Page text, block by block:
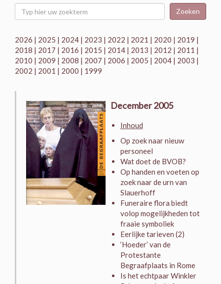
Zoeken
2026 | 2025 | 2024 | 2023 | 2022 | 2021 | 2020 | 2019 |
2018 | 2017 | 2016 | 2015 | 2014 | 2013 | 2012 | 2011 |
2010 | 2009 | 2008 | 2007 | 2006 | 2005 | 2004 | 2003 |
2002 | 2001 | 2000 | 1999
December 2005
Inhoud
Op zoek naar nieuw
personeel
Wat doet de BVOB?
Op handen en voeten op
zoek naar de urn van
Slauerhoff
Funeraire flora biedt
volop mogelijkheden tot
fraaie symboliek
Eerlijke tarieven (2)
‘Hoeder’ van de
Protestante
Begraafplaats in Rome
Is het echtpaar Winkler